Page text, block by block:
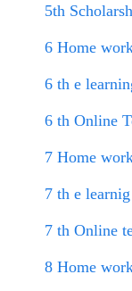
5th
6 Home
6 th e
6 th Online
7 Home
7 th e
7 th Online
8 Home